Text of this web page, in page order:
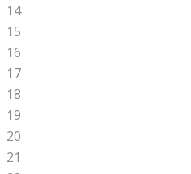
14
15
16
17
18
19
20
21